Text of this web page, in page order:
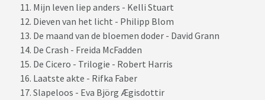
Mijn leven liep anders - Kelli Stuart
Dieven van het licht - Philipp Blom
De maand van de bloemen doder - David Grann
De Crash - Freida McFadden
De Cicero - Trilogie - Robert Harris
Laatste akte - Rifka Faber
Slapeloos - Eva Björg Ægisdottir